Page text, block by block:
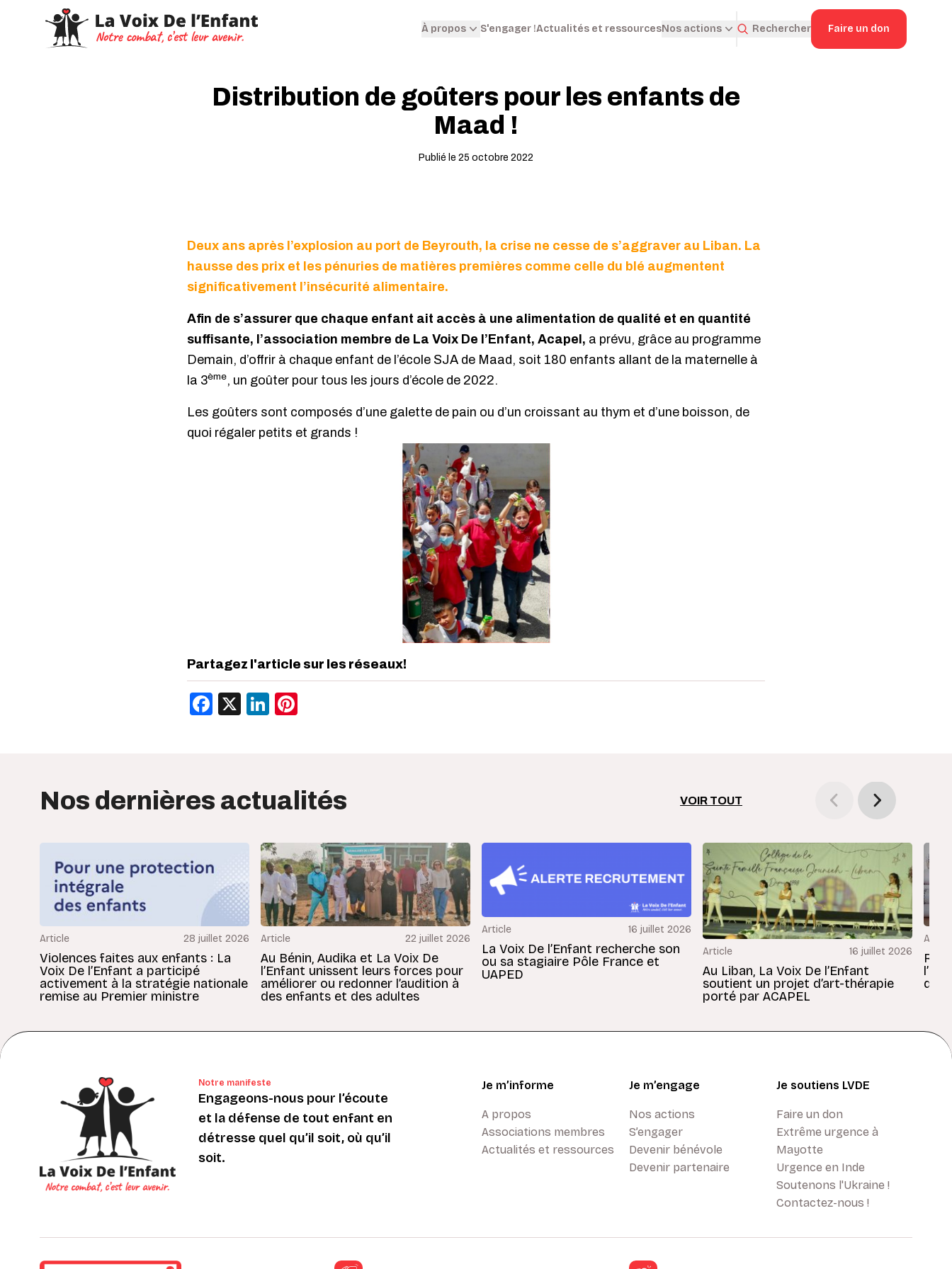
À propos S'engager !Actualités et ressourcesNos actions Rechercher Faire un don
Distribution de goûters pour les enfants de
Maad !
Publié le 25 octobre 2022
Deux ans après l’explosion au port de Beyrouth, la crise ne cesse de s’aggraver au Liban. La
hausse des prix et les pénuries de matières premières comme celle du blé augmentent
significativement l’insécurité alimentaire.
Afin de s’assurer que chaque enfant ait accès à une alimentation de qualité et en quantité
suffisante, l’association membre de La Voix De l’Enfant, Acapel, a prévu, grâce au programme
Demain, d’offrir à chaque enfant de l’école SJA de Maad, soit 180 enfants allant de la maternelle à
la 3ème, un goûter pour tous les jours d’école de 2022.
Les goûters sont composés d’une galette de pain ou d’un croissant au thym et d’une boisson, de
quoi régaler petits et grands !
Partagez l'article sur les réseaux!
Facebook
X LinkedIn
Nos dernières actualités VOIR TOUT
Article 28 juillet 2026
Violences faites aux enfants : La
Voix De l’Enfant a participé
activement à la stratégie nationale
remise au Premier ministre
Article 22 juillet 2026
Au Bénin, Audika et La Voix De
l’Enfant unissent leurs forces pour
améliorer ou redonner l’audition à
des enfants et des adultes
Article 16 juillet 2026
La Voix De l’Enfant recherche son
ou sa stagiaire Pôle France et
UAPED
Article 16 juillet 2026
Au Liban, La Voix De l’Enfant
soutient un projet d’art-thérapie
porté par ACAPEL
Notre manifeste
Engageons-nous pour l’écoute
et la défense de tout enfant en
détresse quel qu’il soit, où qu’il
soit.
Je m’informe
A propos
Associations membres
Actualités et ressources
Je m’engage
Nos actions
S’engager
Devenir bénévole
Devenir partenaire
Je soutiens LVDE
Faire un don
Extrême urgence à
Mayotte
Urgence en Inde
Soutenons l'Ukraine !
Contactez-nous !